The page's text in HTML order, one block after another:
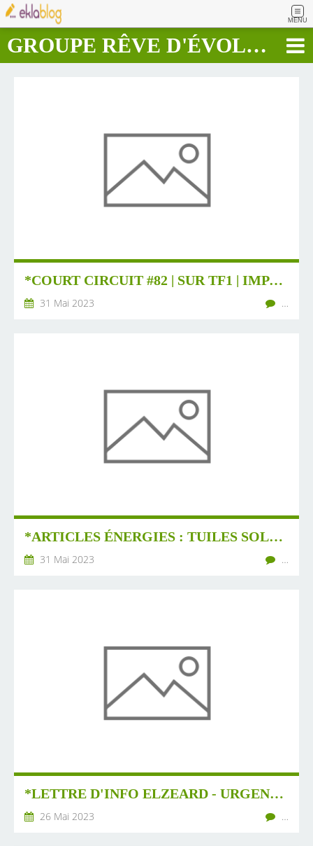
MENU
GROUPE RÊVE D'ÉVOLUTION RAPIDE
*COURT CIRCUIT #82 | SUR TF1 | IMPACT SOCIAL | NOS CRITÈRES D’INVESTISSEMENT | ESSAIMER EN EUROPE | ...​
31 Mai 2023 …
*ARTICLES ÉNERGIES : TUILES SOLAIRES, ÉNERGIES CITOYENNES, BATTERIES, TÉLÉPHÉRIQUES, ETC.
31 Mai 2023 …
*LETTRE D'INFO ELZEARD - URGENT : PETITION A SIGNER
26 Mai 2023 …